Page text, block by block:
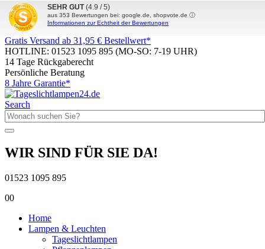
Gratis Versand ab 31,95 € Bestellwert*
HOTLINE: 01523 1095 895 (MO-SO: 7-19 UHR)
14 Tage Rückgaberecht
Persönliche Beratung
8 Jahre Garantie*
Search
WIR SIND FÜR SIE DA!
01523 1095 895
00
Home
Lampen & Leuchten
Tageslichtlampen
SEHR GUT (4.9 / 5)
aus 353 Bewertungen bei: google.de, shopvote.de ⓘ
Informationen zur Echtheit der Bewertungen